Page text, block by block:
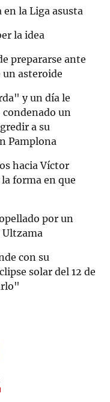
en la Liga asusta
la idea
prepararse ante
un asteroide
y un día le
un
a su
Pamplona
hacia Víctor
forma en que
por un
Ultzama
con su
solar del 12 de